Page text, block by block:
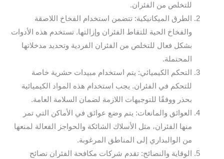
للتخلص من الفئران.
الطرق الميكانيكية: تتضمن استخدام الفخاخ اللاصقة
والفخاخ الحية للتقاط الفئران وإزالتها. تستخدم هذه الأدوات
بشكل فعال للتخلص من الفئران الفردية وتحديد مدخلاتها
المحتملة.
التحكم الكيميائي: يتم استخدام مبيدات حشرية خاصة
للتحكم في الفئران. يجب استخدام هذه المواد الكيميائية
بحذر ووفقًا للتوجيهات اللازمة لضمان السلامة العامة.
العوائق والمانعات: يتم وضع عوائق في الأماكن التي تمر
منها الفئران، مثل الأسلاك الشائكة والحواجز الفعالة لمنعها
من الوالبداري إلى المناطق المرغوبة.
الوقاية والنصائح: تقدم شركات مكافحة الفئران نصائح